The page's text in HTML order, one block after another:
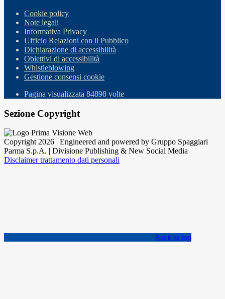
Cookie policy
Note legali
Informativa Privacy
Ufficio Relazioni con il Pubblico
Dichiarazione di accessibilità
Obiettivi di accessibilità
Whistleblowing
Gestione consensi cookie
Pagina visualizzata 84898 volte
Sezione Copyright
Copyright 2026 | Engineered and powered by Gruppo Spaggiari
Parma S.p.A. | Divisione Publishing & New Social Media
Disclaimer trattamento dati personali
Back to top